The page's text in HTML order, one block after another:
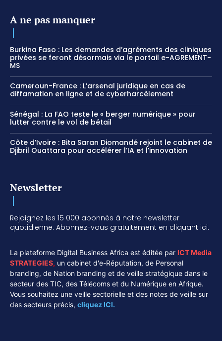
A ne pas manquer
Burkina Faso : Les demandes d’agréments des cliniques
privées se feront désormais via le portail e-AGREMENT-
MS
Cameroun-France : L’arsenal juridique en cas de
diffamation en ligne et de cyberharcèlement
Sénégal : La FAO teste le « berger numérique » pour
lutter contre le vol de bétail
Côte d’Ivoire : Bita Saran Diomandé rejoint le cabinet de
Djibril Ouattara pour accélérer l’IA et l’innovation
Newsletter
Rejoignez les 15 000 abonnés à notre newsletter
quotidienne. Abonnez-vous gratuitement en cliquant ici.
La plateforme Digital Business Africa est éditée par ICT Media
STRATEGIES, un cabinet d'e-Réputation, de Personal
branding, de Nation branding et de veille stratégique dans le
secteur des TIC, des Télécoms et du Numérique en Afrique.
Vous souhaitez une veille sectorielle et des notes de veille sur
des secteurs précis, cliquez ICI.